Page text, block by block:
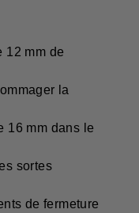
12 mm de
la
16 mm dans le
sortes
de fermeture